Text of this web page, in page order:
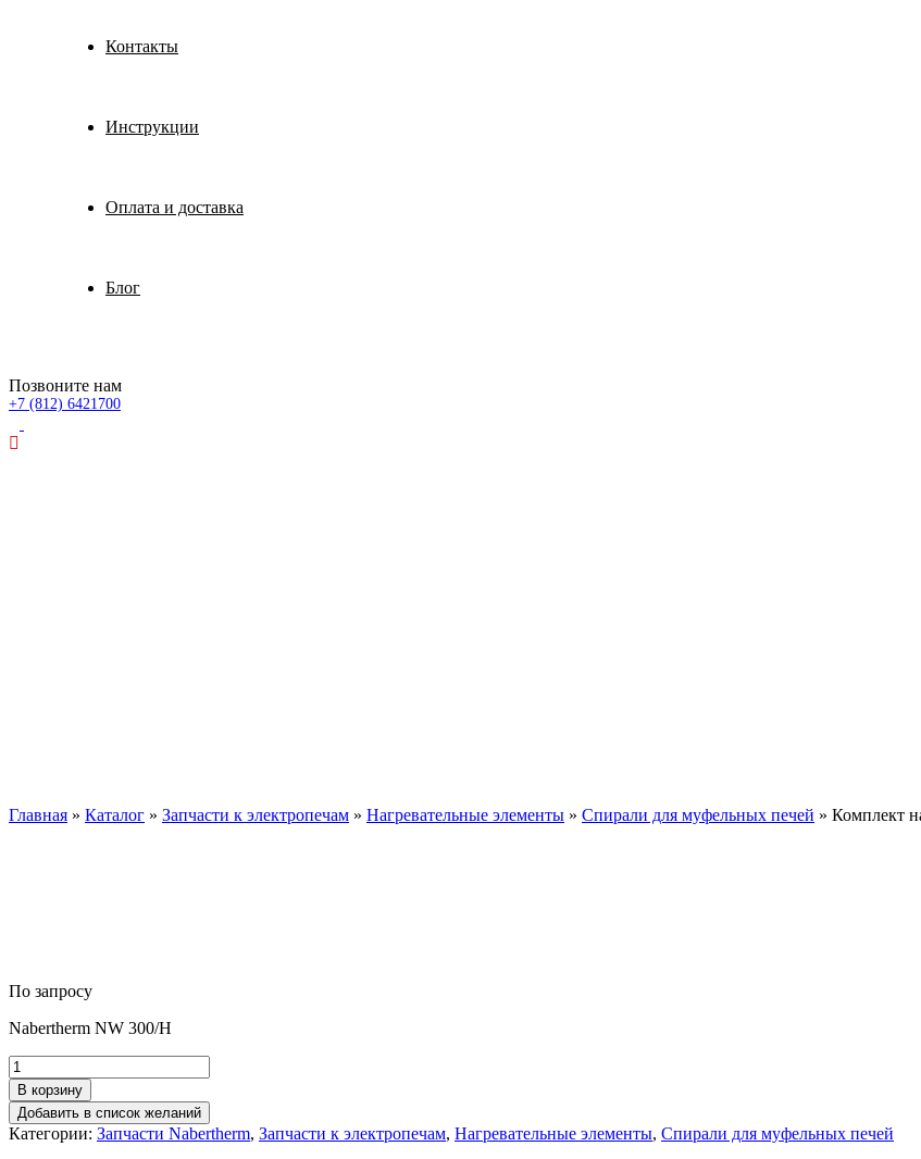
Контакты
Инструкции
Оплата и доставка
Блог
Позвоните нам
+7 (812) 6421700
Главная » Каталог » Запчасти к электропечам » Нагревательные элементы » Спирали для муфельных печей » Комплект
По запросу
Nabertherm NW 300/H
Количество
товара
Комплект
нагревателей
Nabertherm
В корзину
Добавить в список желаний
Категории: Запчасти Nabertherm, Запчасти к электропечам, Нагревательные элементы, Спирали для муфельных печей